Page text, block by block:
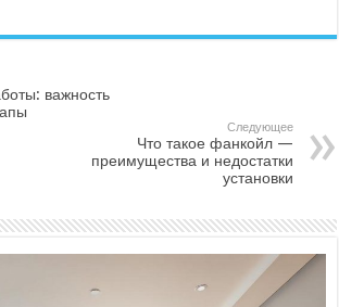
важность
Следующее
Что такое фанкойл —
преимущества и недостатки
установки